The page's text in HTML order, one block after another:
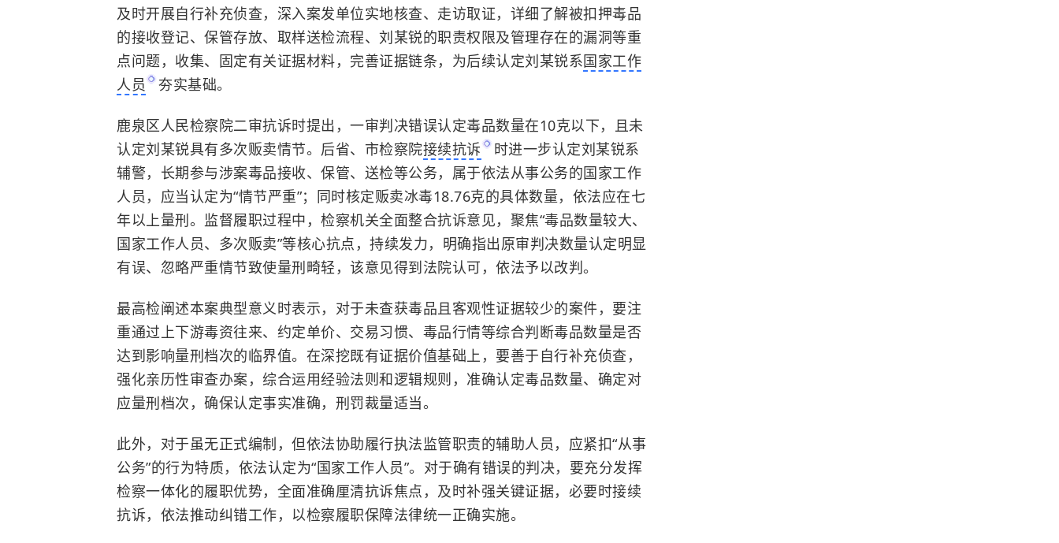
及时开展自行补充侦查，深入案发单位实地核查、走访取证，详细了解被扣押毒品
的接收登记、保管存放、取样送检流程、刘某锐的职责权限及管理存在的漏洞等重
点问题，收集、固定有关证据材料，完善证据链条，为后续认定刘某锐系国家工作
人员
夯实基础。
鹿泉区人民检察院二审抗诉时提出，一审判决错误认定毒品数量在10克以下，且未
认定刘某锐具有多次贩卖情节。后省、市检察院接续抗诉
时进一步认定刘某锐系
辅警，长期参与涉案毒品接收、保管、送检等公务，属于依法从事公务的国家工作
人员，应当认定为“情节严重”；同时核定贩卖冰毒18.76克的具体数量，依法应在七
年以上量刑。监督履职过程中，检察机关全面整合抗诉意见，聚焦“毒品数量较大、
国家工作人员、多次贩卖”等核心抗点，持续发力，明确指出原审判决数量认定明显
有误、忽略严重情节致使量刑畸轻，该意见得到法院认可，依法予以改判。
最高检阐述本案典型意义时表示，对于未查获毒品且客观性证据较少的案件，要注
重通过上下游毒资往来、约定单价、交易习惯、毒品行情等综合判断毒品数量是否
达到影响量刑档次的临界值。在深挖既有证据价值基础上，要善于自行补充侦查，
强化亲历性审查办案，综合运用经验法则和逻辑规则，准确认定毒品数量、确定对
应量刑档次，确保认定事实准确，刑罚裁量适当。
此外，对于虽无正式编制，但依法协助履行执法监管职责的辅助人员，应紧扣“从事
公务”的行为特质，依法认定为“国家工作人员”。对于确有错误的判决，要充分发挥
检察一体化的履职优势，全面准确厘清抗诉焦点，及时补强关键证据，必要时接续
抗诉，依法推动纠错工作，以检察履职保障法律统一正确实施。